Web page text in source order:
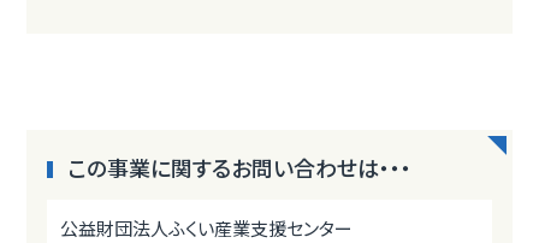
この事業に関するお問い合わせは・・・
公益財団法人ふくい産業支援センター